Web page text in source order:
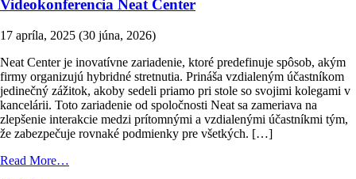
Videokonferencia Neat Center
17 apríla, 2025 (30 júna, 2026)
Neat Center je inovatívne zariadenie, ktoré predefinuje spôsob, akým
firmy organizujú hybridné stretnutia. Prináša vzdialeným účastníkom
jedinečný zážitok, akoby sedeli priamo pri stole so svojimi kolegami v
kancelárii. Toto zariadenie od spoločnosti Neat sa zameriava na
zlepšenie interakcie medzi prítomnými a vzdialenými účastníkmi tým,
že zabezpečuje rovnaké podmienky pre všetkých. […]
Read More…